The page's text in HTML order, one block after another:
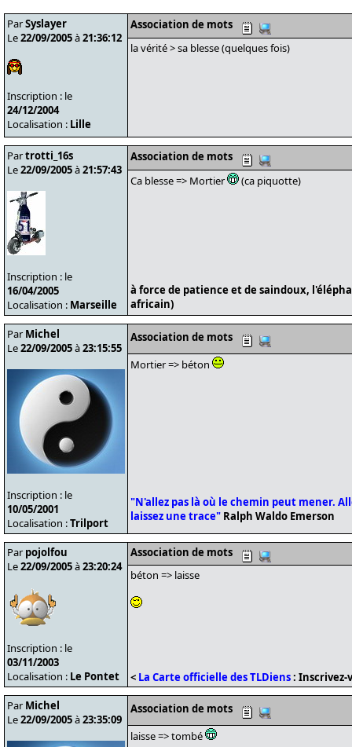
ParSyslayer
Le22/09/2005à21:36:12
Inscription : le
24/12/2004
Localisation : Lille
Association de mots
la vérité > sa blesse (quelques fois)
Partrotti_16s
Le22/09/2005à21:57:43
Inscription : le
16/04/2005
Localisation : Marseille
Association de mots
Ca blesse => Mortier
(ca piquotte)
à force de patience et de saindoux,
africain)
Par Michel
Le22/09/2005à23:15:55
Inscription : le
10/05/2001
Localisation :Trilport
Association de mots
Mortier => béton
"N'allez pas là où le chemin peut mener.
laissez une trace" Ralph Waldo Emerson
Par pojolfou
Le22/09/2005à23:20:24
Inscription : le
03/11/2003
Localisation : Le Pontet
Association de mots
béton => laisse
< La Carte officielle des TLDiens: Inscrivez-
Par Michel
Le22/09/2005à23:35:09
Association de mots
laisse => tombé